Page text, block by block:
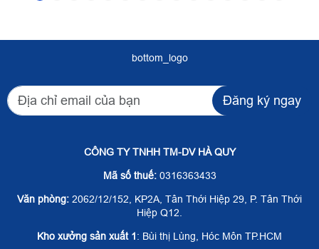
bottom_logo
Đăng ký ngay
CÔNG TY TNHH TM-DV HÀ QUY
Mã số thuế:0316363433
Văn phòng: 2062/12/152, KP2A, Tân Thới Hiệp 29, P. Tân Thới
Hiệp Q12.
Kho xưởng sản xuất 1: Bùi thị Lùng, Hóc Môn TP.HCM